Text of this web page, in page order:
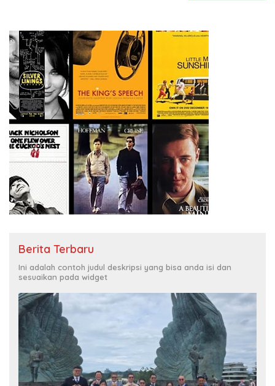
Berita Terbaru
Ini adalah contoh judul deskripsi yang bisa anda isi dan
sesuaikan pada widget